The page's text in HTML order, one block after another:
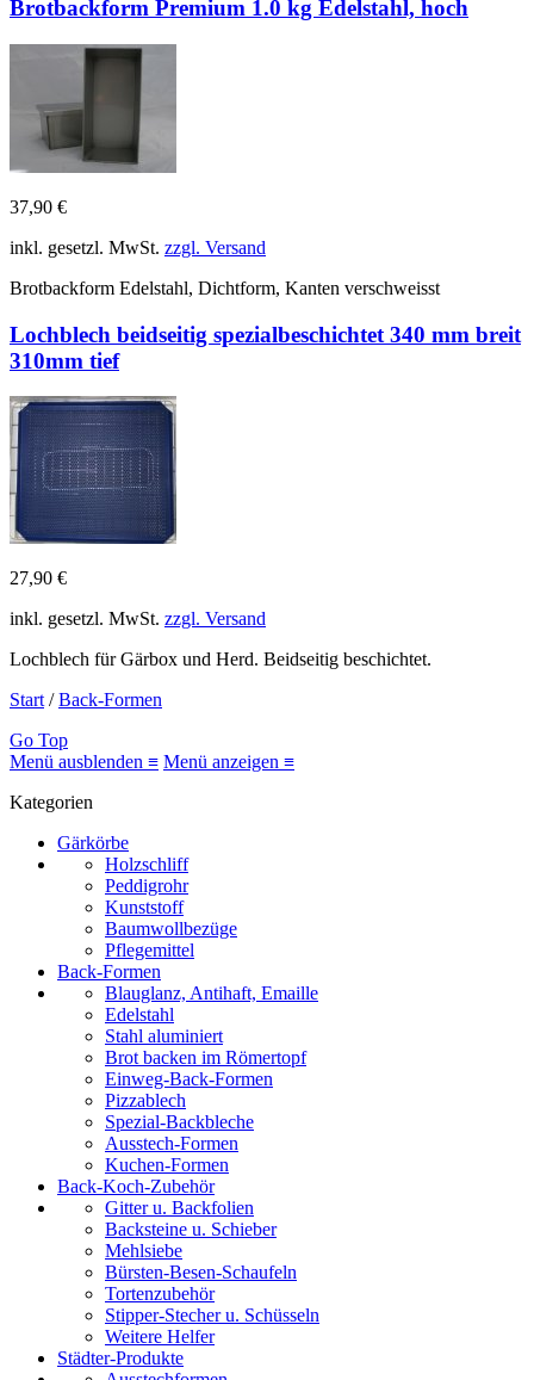
Brotbackform Premium 1.0 kg Edelstahl, hoch
37,90 €
inkl. gesetzl. MwSt. zzgl. Versand
Brotbackform Edelstahl, Dichtform, Kanten verschweisst
Lochblech beidseitig spezialbeschichtet 340 mm breit
310mm tief
27,90 €
inkl. gesetzl. MwSt. zzgl. Versand
Lochblech für Gärbox und Herd. Beidseitig beschichtet.
Start /Back-Formen
Go Top
Menü ausblenden ≡ Menü anzeigen ≡
Kategorien
Gärkörbe
Holzschliff
Peddigrohr
Kunststoff
Baumwollbezüge
Pflegemittel
Back-Formen
Blauglanz, Antihaft, Emaille
Edelstahl
Stahl aluminiert
Brot backen im Römertopf
Einweg-Back-Formen
Pizzablech
Spezial-Backbleche
Ausstech-Formen
Kuchen-Formen
Back-Koch-Zubehör
Gitter u. Backfolien
Backsteine u. Schieber
Mehlsiebe
Bürsten-Besen-Schaufeln
Tortenzubehör
Stipper-Stecher u. Schüsseln
Weitere Helfer
Städter-Produkte